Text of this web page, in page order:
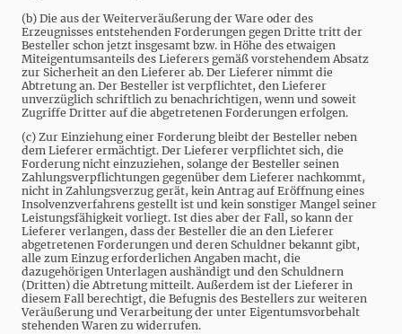
(b) Die aus der Weiterveräußerung der Ware oder des
Erzeugnisses entstehenden Forderungen gegen Dritte tritt der
Besteller schon jetzt insgesamt bzw. in Höhe des etwaigen
Miteigentumsanteils des Lieferers gemäß vorstehendem Absatz
zur Sicherheit an den Lieferer ab. Der Lieferer nimmt die
Abtretung an. Der Besteller ist verpflichtet, den Lieferer
unverzüglich schriftlich zu benachrichtigen, wenn und soweit
Zugriffe Dritter auf die abgetretenen Forderungen erfolgen.
(c) Zur Einziehung einer Forderung bleibt der Besteller neben
dem Lieferer ermächtigt. Der Lieferer verpflichtet sich, die
Forderung nicht einzuziehen, solange der Besteller seinen
Zahlungsverpflichtungen gegenüber dem Lieferer nachkommt,
nicht in Zahlungsverzug gerät, kein Antrag auf Eröffnung eines
Insolvenzverfahrens gestellt ist und kein sonstiger Mangel seiner
Leistungsfähigkeit vorliegt. Ist dies aber der Fall, so kann der
Lieferer verlangen, dass der Besteller die an den Lieferer
abgetretenen Forderungen und deren Schuldner bekannt gibt,
alle zum Einzug erforderlichen Angaben macht, die
dazugehörigen Unterlagen aushändigt und den Schuldnern
(Dritten) die Abtretung mitteilt. Außerdem ist der Lieferer in
diesem Fall berechtigt, die Befugnis des Bestellers zur weiteren
Veräußerung und Verarbeitung der unter Eigentumsvorbehalt
stehenden Waren zu widerrufen.